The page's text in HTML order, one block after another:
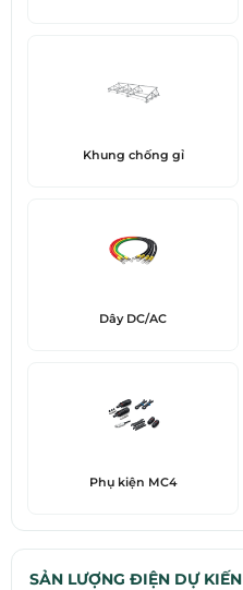
Khung chống gỉ
Dây DC/AC
Phụ kiện MC4
SẢN LƯỢNG ĐIỆN DỰ KIẾN